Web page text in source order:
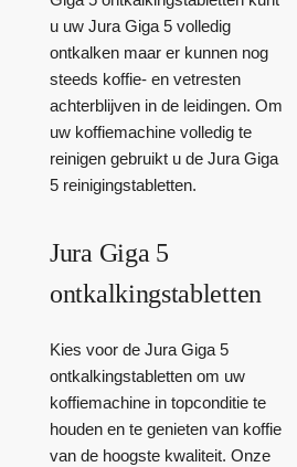
u uw Jura Giga 5 volledig
ontkalken maar er kunnen nog
steeds koffie- en vetresten
achterblijven in de leidingen. Om
uw koffiemachine volledig te
reinigen gebruikt u de Jura Giga
5 reinigingstabletten.
Jura Giga 5
ontkalkingstabletten
Kies voor de Jura Giga 5
ontkalkingstabletten om uw
koffiemachine in topconditie te
houden en te genieten van koffie
van de hoogste kwaliteit. Onze